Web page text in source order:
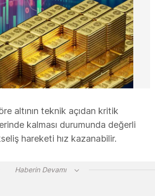
altının teknik açıdan kritik
kalması durumunda değerli
hareketi hız kazanabilir.
Haberin Devamı